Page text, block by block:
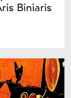
Biniaris